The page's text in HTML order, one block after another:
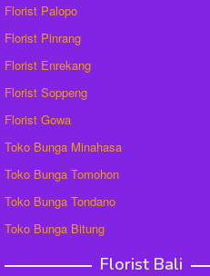
Florist Palopo
Florist Pinrang
Florist Enrekang
Florist Soppeng
Florist Gowa
Toko Bunga Minahasa
Toko Bunga Tomohon
Toko Bunga Tondano
Toko Bunga Bitung
Florist Bali